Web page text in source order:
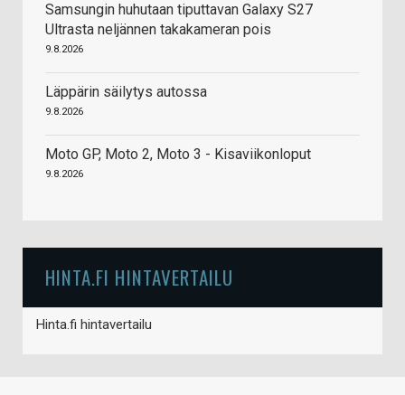
Samsungin huhutaan tiputtavan Galaxy S27
Ultrasta neljännen takakameran pois
9.8.2026
Läppärin säilytys autossa
9.8.2026
Moto GP, Moto 2, Moto 3 - Kisaviikonloput
9.8.2026
HINTA.FI HINTAVERTAILU
Hinta.fi hintavertailu